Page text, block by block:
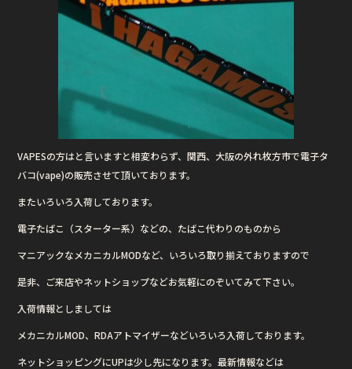
VAPESの方はと言いますと相変わらず、関西、大阪の外れ枚方市で電子タ
バコ(vape)の販売させて頂いております。
またいろいろ入荷しております。
電子たばこ（スターター系）などの、たばこ代わりのものから
マニアックなメカニカルMODなど、いろいろ取り揃えておりますので
是非、ご来店やネットショップなどお気軽にのぞいてみて下さい。
入荷情報としましては
メカニカルMOD、RDAアトマイザーなどいろいろ入荷しております。
ネットショッピングにUPは少し先になります。最新情報などは